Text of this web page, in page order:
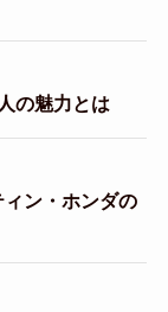
の魅力とは
ン・ホンダの